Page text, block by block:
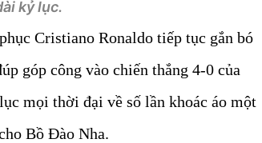
kỷ lục.
Cristiano Ronaldo tiếp tục gắn bó
góp công vào chiến thắng 4-0 của
mọi thời đại về số lần khoác áo một
Bồ Đào Nha.